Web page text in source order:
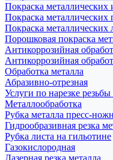
Покраска металлических
Покраска металлических
Покраска металлических
Порошковая покраска
Антикоррозийная
Антикоррозийная
Обработка металла
Абразивно-отрезная
Услуги по нарезке
Металлообработка
Рубка металла пресс-
Гидрообразивная резка
Рубка листа на гильотине
Газокислородная
Лазерная резка металла